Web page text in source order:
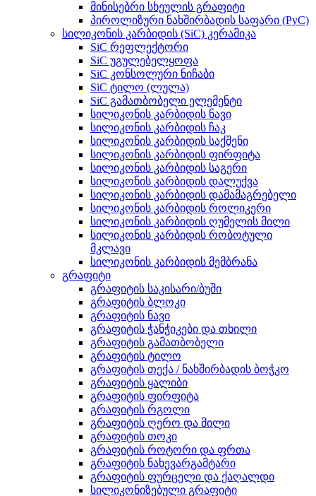
მინისებრი სხეულის გრაფიტი
პიროლიზური ნახშირბადის საფარი (PyC)
სილიკონის კარბიდის (SiC) კერამიკა
SiC რეფლექტორი
SiC უგულებელყოფა
SiC კონსოლური ნიჩაბი
SiC ტილო (ლულა)
SiC გამათბობელი ელემენტი
სილიკონის კარბიდის ნავი
სილიკონის კარბიდის ჩაკ
სილიკონის კარბიდის საქშენი
სილიკონის კარბიდის ფირფიტა
სილიკონის კარბიდის საგერი
სილიკონის კარბიდის დალუქვა
სილიკონის კარბიდის დამამაგრებელი
სილიკონის კარბიდის როლიკერი
სილიკონის კარბიდის ღუმელის მილი
სილიკონის კარბიდის რობოტული
მკლავი
სილიკონის კარბიდის მემბრანა
გრაფიტი
გრაფიტის საკისარი/ბუში
გრაფიტის ბლოკი
გრაფიტის ნავი
გრაფიტის ჭანჭიკები და თხილი
გრაფიტის გამათბობელი
გრაფიტის ტილო
გრაფიტის თექა / ნახშირბადის ბოჭკო
გრაფიტის ყალიბი
გრაფიტის ფირფიტა
გრაფიტის რგოლი
გრაფიტის ღერო და მილი
გრაფიტის თოკი
გრაფიტის როტორი და ფრთა
გრაფიტის ნახევარგამტარი
გრაფიტის ფურცელი და ქაღალდი
სილიკონიზებული გრაფიტი